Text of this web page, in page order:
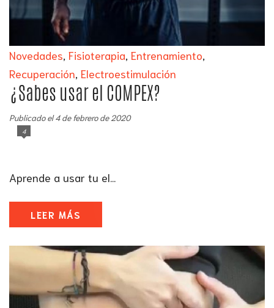
Novedades, Fisioterapia, Entrenamiento,
Recuperación, Electroestimulación
¿Sabes usar el COMPEX?
Publicado el 4 de febrero de 2020
4
Aprende a usar tu el...
LEER MÁS